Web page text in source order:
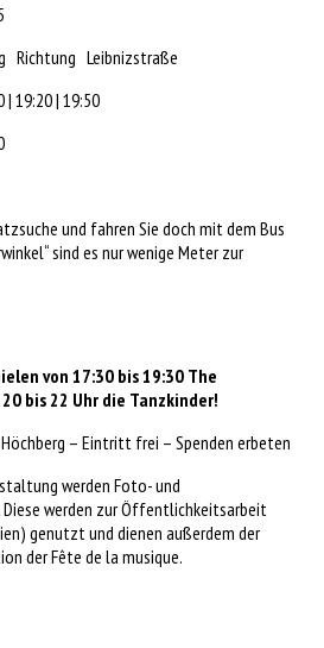
Richtung Leibnizstraße
| 19:20 | 19:50
und fahren Sie doch mit dem Bus
sind es nur wenige Meter zur
von 17:30 bis 19:30 The
bis 22 Uhr die Tanzkinder!
– Eintritt frei – Spenden erbeten
werden Foto- und
Diese werden zur Öffentlichkeitsarbeit
genutzt und dienen außerdem der
der Fête de la musique.